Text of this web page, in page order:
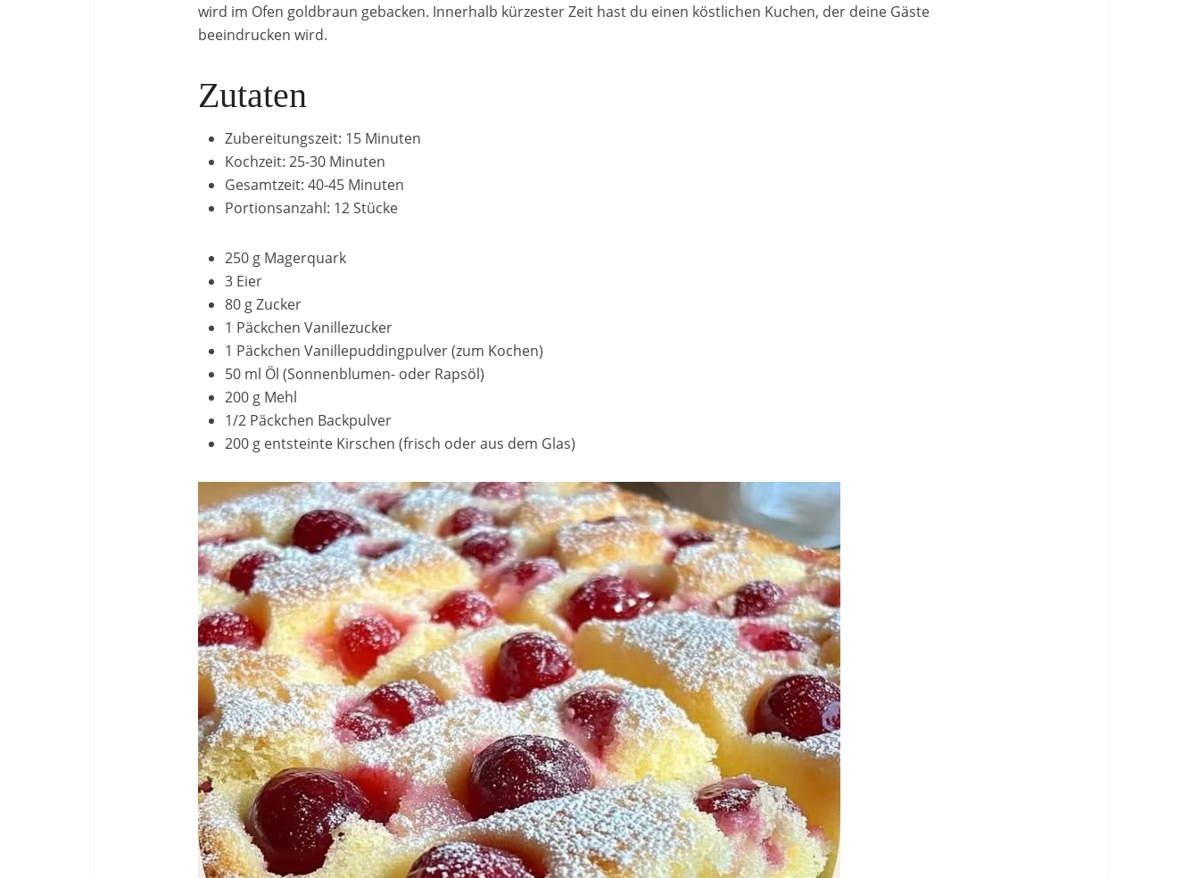
wird im Ofen goldbraun gebacken. Innerhalb kürzester Zeit hast du einen köstlichen Kuchen, der deine Gäste
beeindrucken wird.
Zutaten
Zubereitungszeit: 15 Minuten
Kochzeit: 25-30 Minuten
Gesamtzeit: 40-45 Minuten
Portionsanzahl: 12 Stücke
250 g Magerquark
3 Eier
80 g Zucker
1 Päckchen Vanillezucker
1 Päckchen Vanillepuddingpulver (zum Kochen)
50 ml Öl (Sonnenblumen- oder Rapsöl)
200 g Mehl
1/2 Päckchen Backpulver
200 g entsteinte Kirschen (frisch oder aus dem Glas)